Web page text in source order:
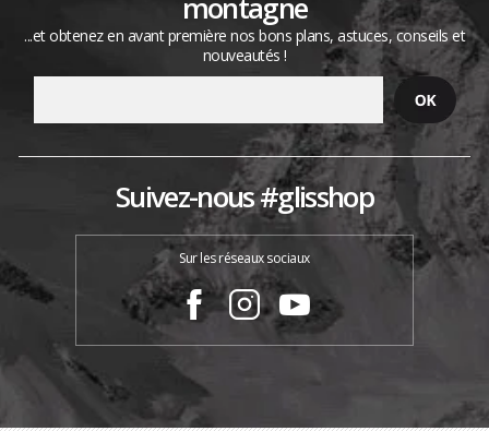
...et obtenez en avant première nos bons plans, astuces, conseils et
nouveautés !
Suivez-nous #glisshop
Sur les réseaux sociaux